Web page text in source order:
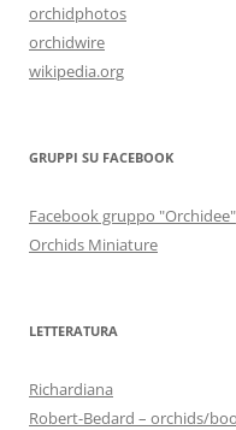
orchidphotos
orchidwire
wikipedia.org
GRUPPI SU FACEBOOK
Facebook gruppo "Orchidee"
Orchids Miniature
LETTERATURA
Richardiana
Robert-Bedard – orchids/